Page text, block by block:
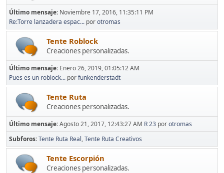
Último mensaje: Noviembre 17, 2016, 11:35:11 PM
Re:Torre lanzadera espac... porotromas
Tente Roblock
Creaciones personalizadas.
Último mensaje: Enero 26, 2019, 01:05:12 AM
Pues es un roblock... porfunkenderstadt
Tente Ruta
Creaciones personalizadas.
Último mensaje:Agosto 21, 2017, 12:43:27 AM R 23 porotromas
Subforos Tente Ruta Real Tente Ruta Creativos
Tente Escorpión
Creaciones personalizadas.